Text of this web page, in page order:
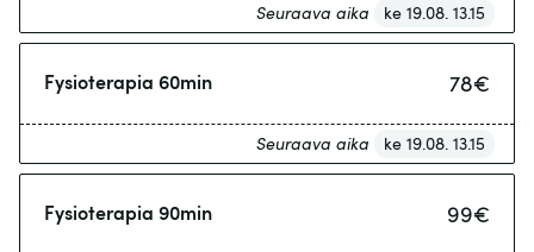
Seuraava aika ke 19.08. 13.15
Fysioterapia 60min 78€
Seuraava aika ke 19.08. 13.15
Fysioterapia 90min 99€